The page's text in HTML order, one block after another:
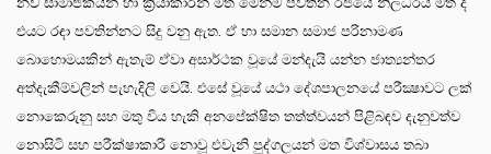
එයට රඳා පවතින්නට සිදු වනු ඇත. ඒ හා සමාන සමාජ පරිනාමණ
බොහොමයකින් ඇතැම් ඒවා අසාර්ථක වූයේ මන්දැයි යන්න ජාත්‍යන්තර
අත්දැකීම්වලින් පැහැදිලි වෙයි. එසේ වූයේ යථා දේශපාලනයේ පරීක්‍ෂාවට ලක්
නොකෙරුනු සහ මතු විය හැකි අනපේක්ෂිත තත්ත්වයන් පිළිබඳව දැනුවත්ව
නොසිටි සහ පරීක්ෂාකාරී නොවූ එවැනි පුද්ගලයන් මත විශ්වාසය තබා